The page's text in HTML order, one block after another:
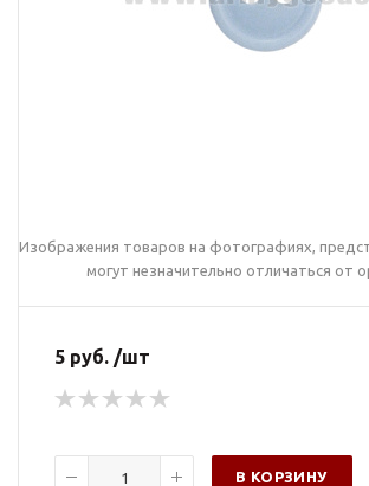
Изображения товаров на фотографиях,
могут незначительно отличаться от
5 руб. /шт
В КОРЗИНУ